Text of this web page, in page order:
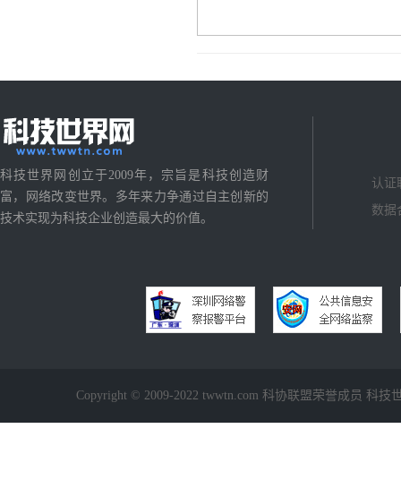
科技世界网创立于2009年，宗旨是科技创造财
富，网络改变世界。多年来力争通过自主创新的
技术实现为科技企业创造最大的价值。
认证
数据
Copyright © 2009-2022 twwtn.com 科协联盟荣誉成员 科